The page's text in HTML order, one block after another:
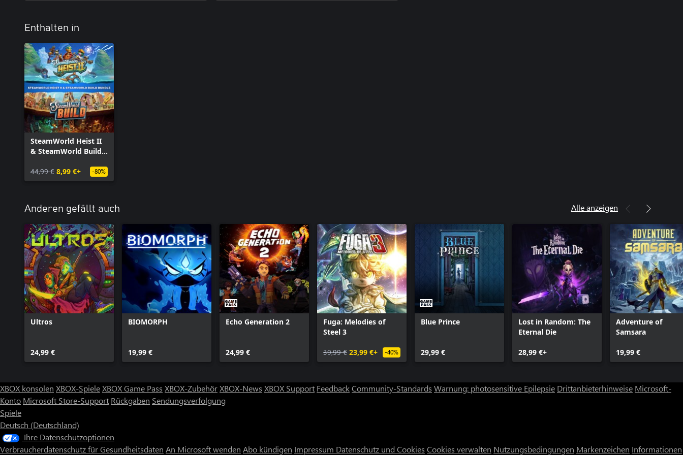
Enthalten in
SteamWorld Heist II
& SteamWorld Build
44,99 € 8,99 €+ -80%
Anderen gefällt auch Alle anzeigen
Ultros
24,99 €
BIOMORPH
19,99 €
Echo Generation 2
24,99 €
Fuga: Melodies of
Steel 3
39,99 € 23,99 €+ -40%
Blue Prince
29,99 €
Lost in Random: The
Eternal Die
28,99 €+
Adventure of
Samsara
19,99 €
XBOX konsolen XBOX-SpieleXBOX Game Pass XBOX-ZubehörXBOX-News XBOX Support FeedbackCommunity-Standards Warnung: photosensitive Epilepsie Drittanbieterhinweise Microsoft-
Konto Microsoft Store-Support Rückgaben Sendungsverfolgung
Spiele
Deutsch (Deutschland)
Ihre Datenschutzoptionen
Verbraucherdatenschutz für Gesundheitsdaten An Microsoft wenden Abo kündigen Impressum Datenschutz und Cookies Cookies verwalten Nutzungsbedingungen Markenzeichen Informationen